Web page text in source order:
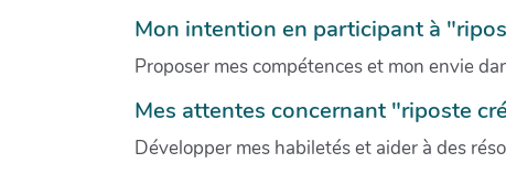
Mon intention en participant à
Proposer mes compétences et mon envie
Mes attentes concernant "riposte
Développer mes habiletés et aider à des